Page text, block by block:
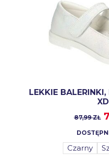
LEKKIE
87,99 ZŁ
Czarny